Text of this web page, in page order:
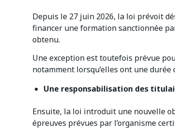
Depuis le 27 juin 2026, la loi prévoit
financer une formation sanctionnée
obtenu.
Une exception est toutefois prévue
notamment lorsqu’elles ont une
Une responsabilisation des
Ensuite, la loi introduit une nouvelle
épreuves prévues par l’organisme